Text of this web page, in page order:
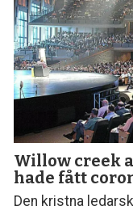
Willow creek
hade fått
Den kristna